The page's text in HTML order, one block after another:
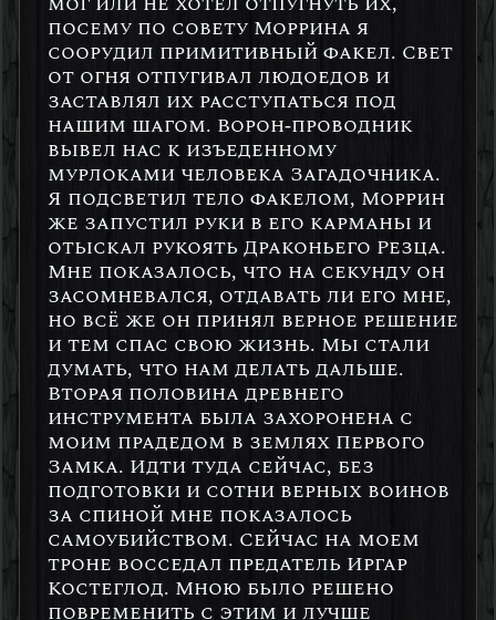
посему по совету Моррина я
соорудил примитивный факел. Свет
от огня отпугивал людоедов и
заставлял их расступаться под
нашим шагом. Ворон-проводник
вывел нас к изъеденному
мурлоками человека Загадочника.
Я подсветил тело факелом, Моррин
же запустил руки в его карманы и
отыскал рукоять Драконьего Резца.
Мне показалось, что на секунду он
засомневался, отдавать ли его мне,
но всё же он принял верное решение
и тем спас свою жизнь. Мы стали
думать, что нам делать дальше.
Вторая половина древнего
инструмента была захоронена с
моим прадедом в землях Первого
Замка. Идти туда сейчас, без
подготовки и сотни верных воинов
за спиной мне показалось
самоубийством. Сейчас на моем
троне восседал предатель Иргар
Костеглод. Мною было решено
повременить с этим и лучше